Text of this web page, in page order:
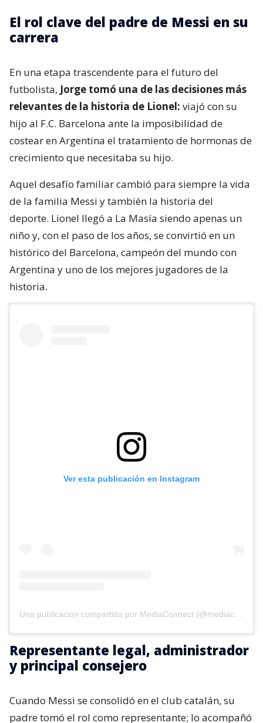
El rol clave del padre de Messi en su
carrera
En una etapa trascendente para el futuro del
futbolista, Jorge tomó una de las decisiones más
relevantes de la historia de Lionel: viajó con su
hijo al F.C. Barcelona ante la imposibilidad de
costear en Argentina el tratamiento de hormonas de
crecimiento que necesitaba su hijo.
Aquel desafío familiar cambió para siempre la vida
de la familia Messi y también la historia del
deporte. Lionel llegó a La Masía siendo apenas un
niño y, con el paso de los años, se convirtió en un
histórico del Barcelona, campeón del mundo con
Argentina y uno de los mejores jugadores de la
historia.
Ver esta publicación en Instagram
Representante legal, administrador
y principal consejero
Cuando Messi se consolidó en el club catalán, su
padre tomó el rol como representante; lo acompañó